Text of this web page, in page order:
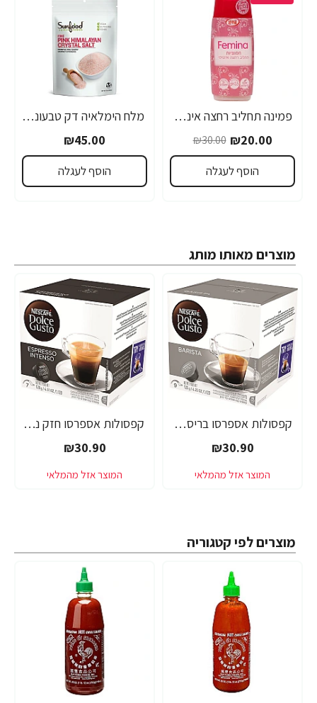
פמינה תחליב רחצה אינטימי חמוציות 220 מ"ל
₪20.00
₪30.00
הוסף לעגלה
מלח הימלאיה דק טבעוני 454 גרם - מבית Sunfood
₪45.00
הוסף לעגלה
מוצרים מאותו מותג
קפסולות אספרסו בריסטה נסקפה דולצ'ה גוסטו - 16 קפסולות - מבית Nescafe Dolce Gusto
₪30.90
קפסולות אספרסו חזק נסקפה דולצ'ה גוסטו - 16 קפסולות - מבית Nescafe Dolce Gusto
₪30.90
מוצרים לפי קטגוריה